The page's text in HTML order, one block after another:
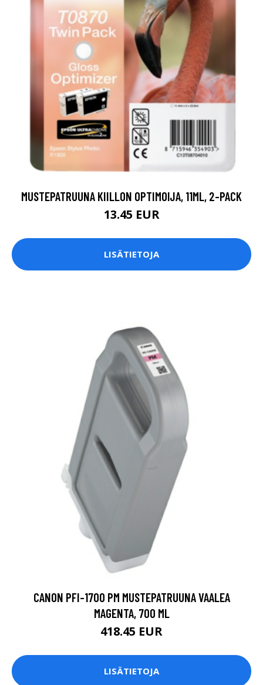
MUSTEPATRUUNA KIILLON OPTIMOIJA, 11ML, 2-PACK
13.45 EUR
LISÄTIETOJA
CANON PFI-1700 PM MUSTEPATRUUNA VAALEA
MAGENTA, 700 ML
418.45 EUR
LISÄTIETOJA